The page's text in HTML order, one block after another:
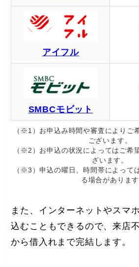
アイフル
SMBCモビット
（※1）お申込み時間や審査によりご
ございます。
（※2）お申込の状況によってはご希
ざいます。
（※3）申込の曜日、時間帯によって
る場合があります
また、インターネットやスマ
込むこともできるので、来店
から借入れまで完結します。